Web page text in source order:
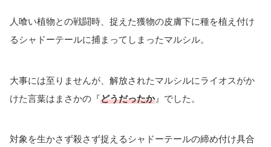
人喰い植物との戦闘時、捉えた獲物の皮膚下に種を植え付け
るシャドーテールに捕まってしまったマルシル。
大事には至りませんが、解放されたマルシルにライオスがか
けた言葉はまさかの『どうだったか』でした。
対象を生かさず殺さず捉えるシャドーテールの締め付け具合